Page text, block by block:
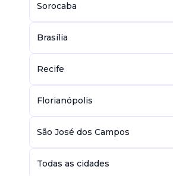
Sorocaba
Brasília
Recife
Florianópolis
São José dos Campos
Todas as cidades